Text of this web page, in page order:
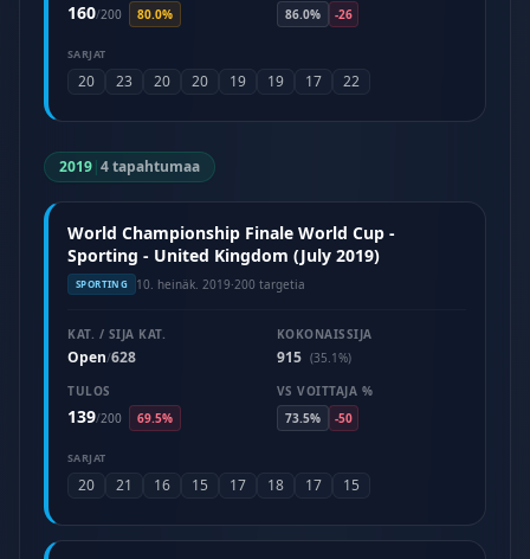
160/200 80.0%
86.0%
-26
SARJAT
20 23 20 20 19 19 17 22
2019|4 tapahtumaa
World Championship Finale World Cup -
Sporting - United Kingdom (July 2019)
SPORTING 10. heinäk. 2019·200 targetia
KAT. / SIJA KAT.
Open/628
KOKONAISSIJA
915 (35.1%)
TULOS
139/200 69.5%
VS VOITTAJA %
73.5%
-50
SARJAT
20 21 16 15 17 18 17 15